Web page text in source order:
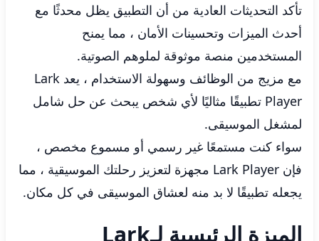
تأكد التحديثات العادية من أن التطبيق يظل محدثًا مع
أحدث الميزات وتحسينات الأمان ، مما يمنح
المستخدمين منصة موثوقة لملوهم الصوتية.
مع مزيج من الوظائف وسهولة الاستخدام ، يعد Lark
Player تطبيقًا مثاليًا لأي شخص يبحث عن حل شامل
لمشغل الموسيقى.
سواء كنت مستمعًا غير رسمي أو مسموع مخصص ،
فإن Lark Player مجهزة لتعزيز رحلتك الموسيقية ، مما
يجعله تطبيقًا لا بد منه لعشاق الموسيقى في كل مكان.
الميزة الرئيسية لـLark